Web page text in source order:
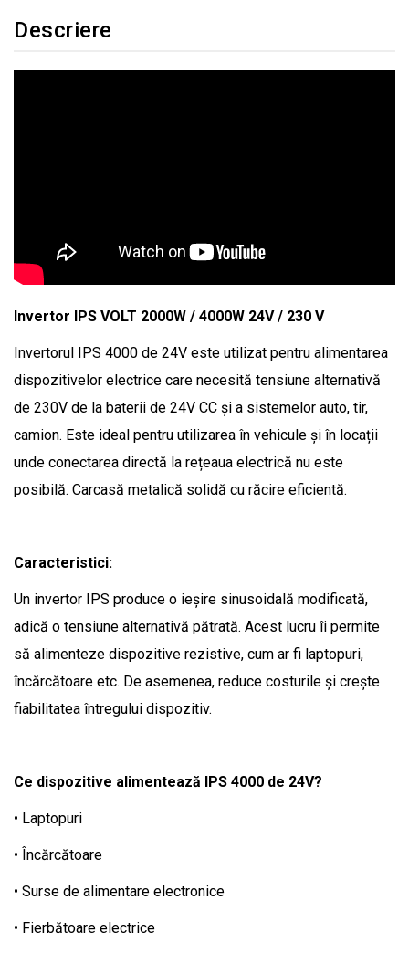
Descriere
Invertor IPS VOLT 2000W / 4000W 24V / 230 V
Invertorul IPS 4000 de 24V este utilizat pentru alimentarea
dispozitivelor electrice care necesită tensiune alternativă
de 230V de la baterii de 24V CC și a sistemelor auto, tir,
camion. Este ideal pentru utilizarea în vehicule și în locații
unde conectarea directă la rețeaua electrică nu este
posibilă. Carcasă metalică solidă cu răcire eficientă.
Caracteristici:
Un invertor IPS produce o ieșire sinusoidală modificată,
adică o tensiune alternativă pătrată. Acest lucru îi permite
să alimenteze dispozitive rezistive, cum ar fi laptopuri,
încărcătoare etc. De asemenea, reduce costurile și crește
fiabilitatea întregului dispozitiv.
Ce dispozitive alimentează IPS 4000 de 24V?
• Laptopuri
• Încărcătoare
• Surse de alimentare electronice
• Fierbătoare electrice